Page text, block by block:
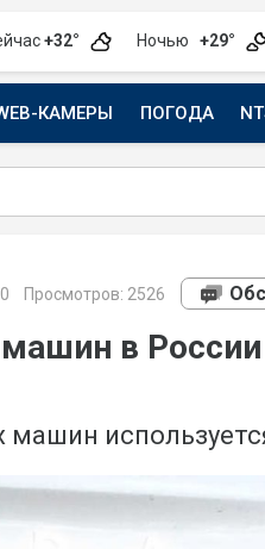
+32° Ночью +29°
КАМЕРЫ ПОГОДА
АВТО
0 Просмотров: 2526
в России
машин